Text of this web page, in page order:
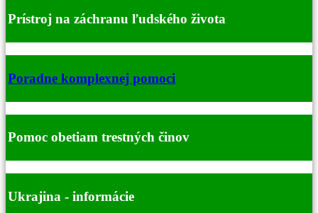
Prístroj na záchranu ľudského života
Poradne komplexnej pomoci
Pomoc obetiam trestných činov
Ukrajina - informácie